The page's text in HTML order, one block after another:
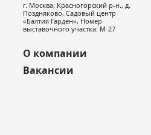
г. Москва, Красногорский р-н., д.
Поздняково, Садовый центр
«Балтия Гарден», Номер
выставочного участка: М-27
О компании
Вакансии